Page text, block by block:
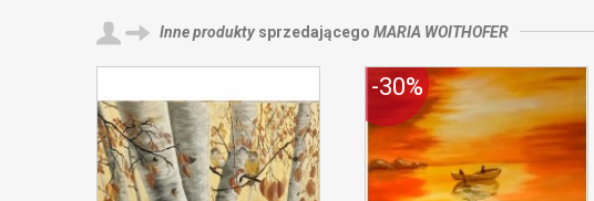
Inne produktysprzedającego MARIA WOITHOFER
-30%